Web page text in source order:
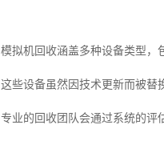
模拟机回收涵盖多种设备类型，
这些设备虽然因技术更新而被替
专业的回收团队会通过系统的评